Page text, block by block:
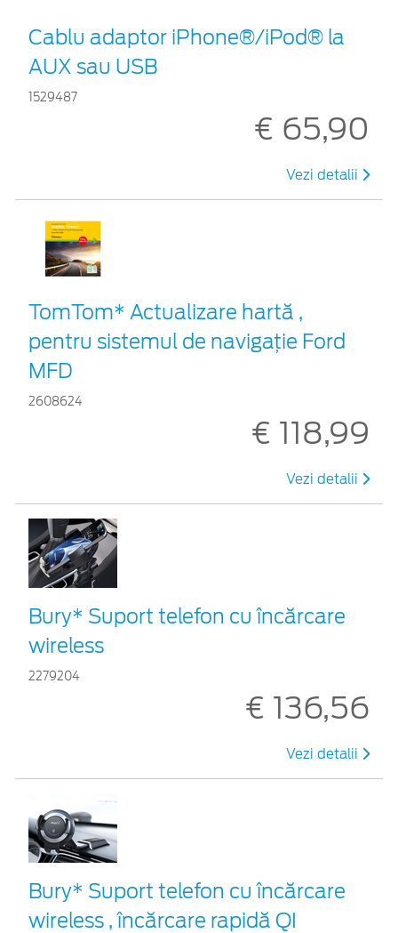
Cablu adaptor iPhone®/iPod® la
AUX sau USB
1529487
€ 65,90
Vezi detalii
TomTom* Actualizare hartă ,
pentru sistemul de navigaţie Ford
MFD
2608624
€ 118,99
Vezi detalii
Bury* Suport telefon cu încărcare
wireless
2279204
€ 136,56
Vezi detalii
Bury* Suport telefon cu încărcare
wireless , încărcare rapidă QI